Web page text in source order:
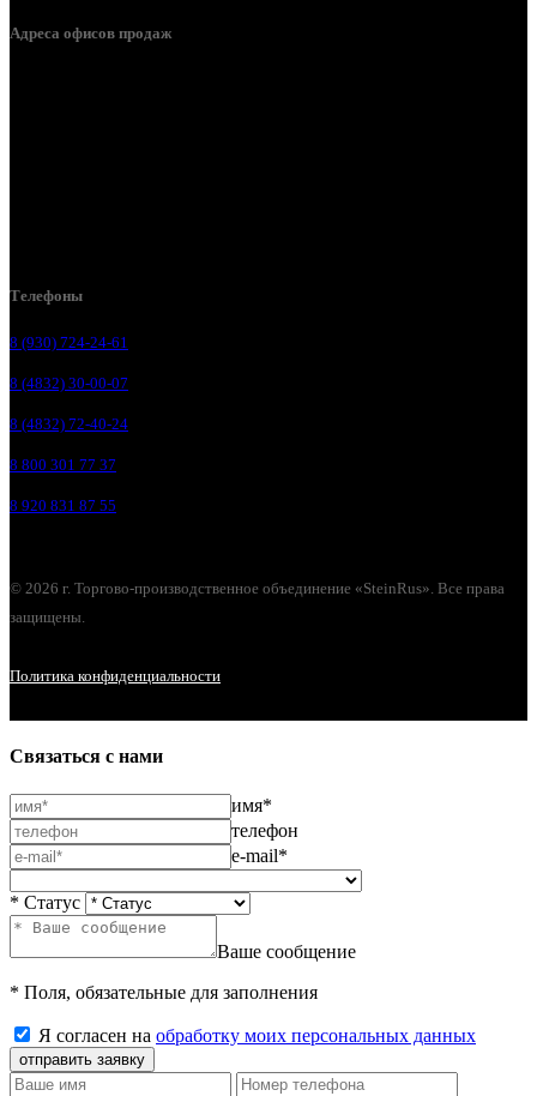
Адреса офисов продаж
Телефоны
8 (930) 724-24-61
8 (4832) 30-00-07
8 (4832) 72-40-24
8 800 301 77 37
8 920 831 87 55
© 2026 г. Торгово-производственное объединение «SteinRus». Все права
защищены.
Политика конфиденциальности
Связаться с нами
имя*
телефон
e-mail*
* Статус
Ваше сообщение
* Поля, обязательные для заполнения
Я согласен на обработку моих персональных данных
отправить заявку